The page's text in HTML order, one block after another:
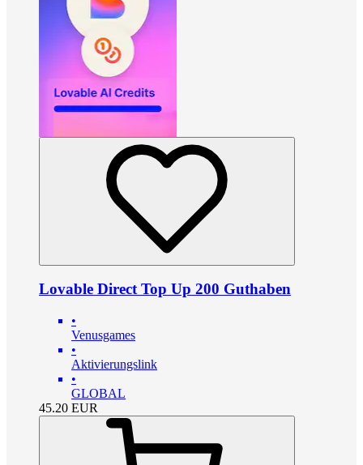
Lovable Direct Top Up 200 Guthaben
•
Venusgames
•
Aktivierungslink
•
GLOBAL
45.20 EUR